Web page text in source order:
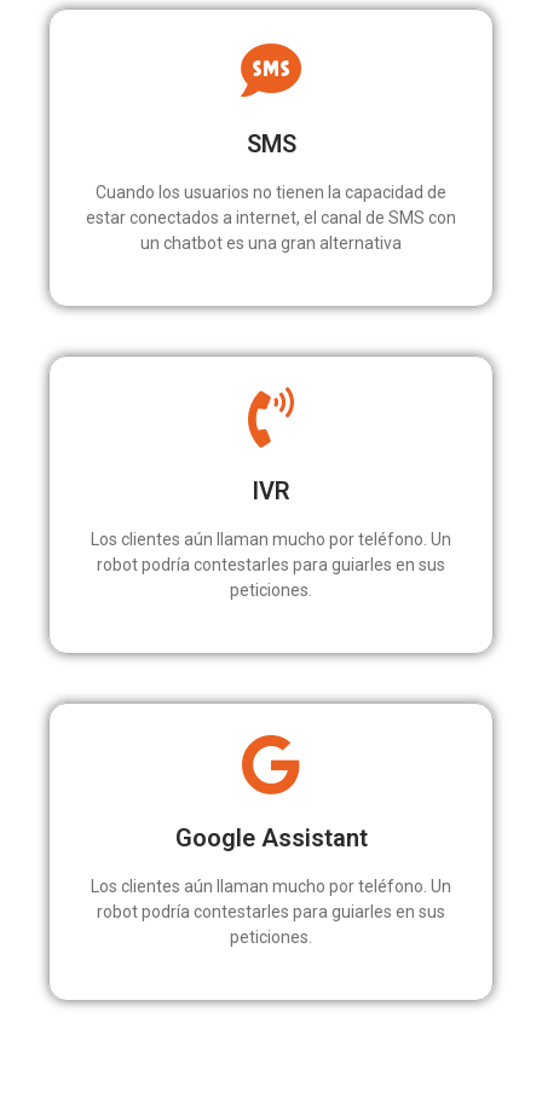
SMS
Cuando los usuarios no tienen la capacidad de
estar conectados a internet, el canal de SMS con
un chatbot es una gran alternativa
IVR
Los clientes aún llaman mucho por teléfono. Un
robot podría contestarles para guiarles en sus
peticiones.
Google Assistant
Los clientes aún llaman mucho por teléfono. Un
robot podría contestarles para guiarles en sus
peticiones.